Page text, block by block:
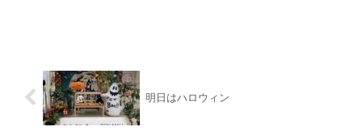
明日はハロウィン